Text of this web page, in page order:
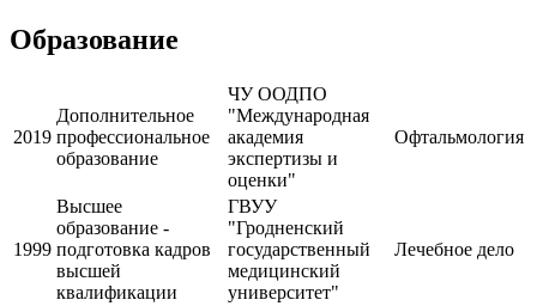
Образование
2019
Дополнительное
профессиональное
образование
ЧУ ООДПО
"Международная
академия
экспертизы и
оценки"
Офтальмология
1999
Высшее
образование -
подготовка кадров
высшей
квалификации
ГВУУ
"Гродненский
государственный
медицинский
университет"
Лечебное дело